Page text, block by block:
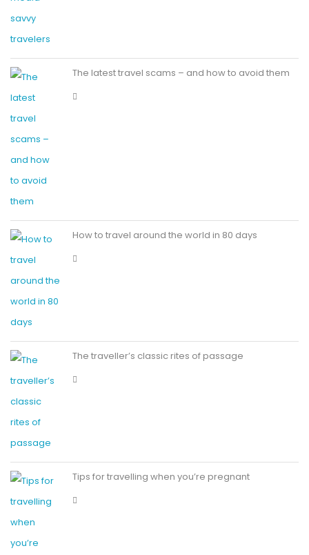
The latest travel scams – and how to avoid them
How to travel around the world in 80 days
The traveller’s classic rites of passage
Tips for travelling when you’re pregnant